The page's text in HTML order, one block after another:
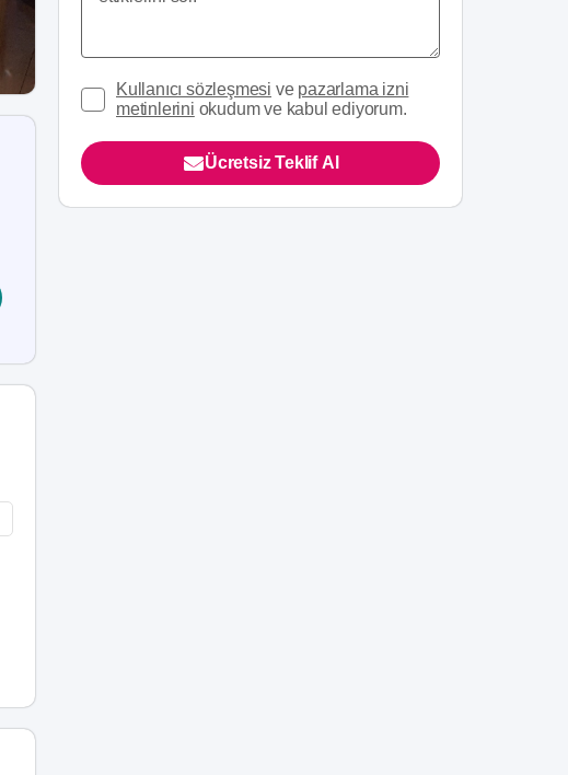
Kullanıcı sözleşmesi ve pazarlama izni
metinlerini okudum ve kabul ediyorum.
Ücretsiz Teklif Al